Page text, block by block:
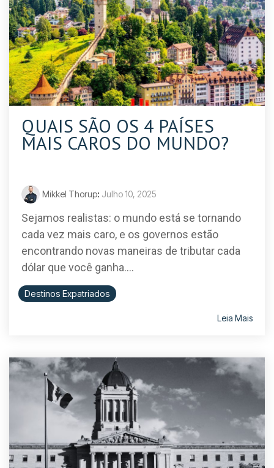
QUAIS SÃO OS 4 PAÍSES
MAIS CAROS DO MUNDO?
Mikkel Thorup: Julho 10, 2025
Sejamos realistas: o mundo está se tornando
cada vez mais caro, e os governos estão
encontrando novas maneiras de tributar cada
dólar que você ganha....
Destinos Expatriados
Leia Mais